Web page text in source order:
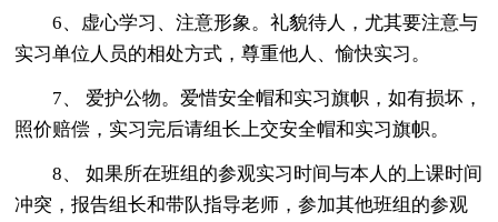
6、虚心学习、注意形象。礼貌待人，尤其要注意与
实习单位人员的相处方式，尊重他人、愉快实习。
7、 爱护公物。爱惜安全帽和实习旗帜，如有损坏，
照价赔偿，实习完后请组长上交安全帽和实习旗帜。
8、 如果所在班组的参观实习时间与本人的上课时间
冲突，报告组长和带队指导老师，参加其他班组的参观